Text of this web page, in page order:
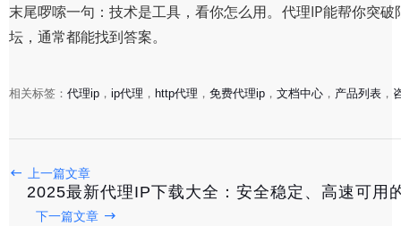
末尾啰嗦一句：技术是工具，看你怎么用。代理IP能帮你突
坛，通常都能找到答案。
相关标签： 代理ip ， ip代理 ， http代理 ， 免费代理ip ， 文档中心 ， 产品列表 ，
上一篇文章
2025最新代理IP下载大全：安全稳定、高速可用
下一篇文章